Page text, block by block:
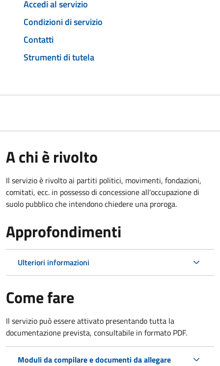
Accedi al servizio
Condizioni di servizio
Contatti
Strumenti di tutela
A chi è rivolto
Il servizio è rivolto ai partiti politici, movimenti, fondazioni,
comitati, ecc. in possesso di concessione all'occupazione di
suolo pubblico che intendono chiedere una proroga.
Approfondimenti
Ulteriori informazioni
Come fare
Il servizio può essere attivato presentando tutta la
documentazione prevista, consultabile in formato PDF.
Moduli da compilare e documenti da allegare